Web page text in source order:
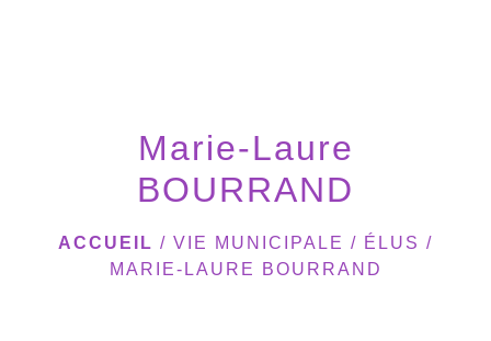
Marie-Laure
BOURRAND
ACCUEIL / VIE MUNICIPALE / ÉLUS /
MARIE-LAURE BOURRAND